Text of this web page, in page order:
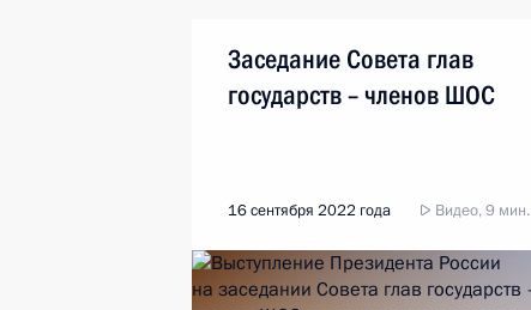
Заседание Совета глав
государств – членов ШОС
16 сентября 2022 года Видео, 9 мин.